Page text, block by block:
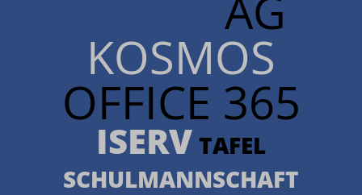
KOSMOS
OFFICE 365
ISERV TAFEL
SCHULMANNSCHAFT